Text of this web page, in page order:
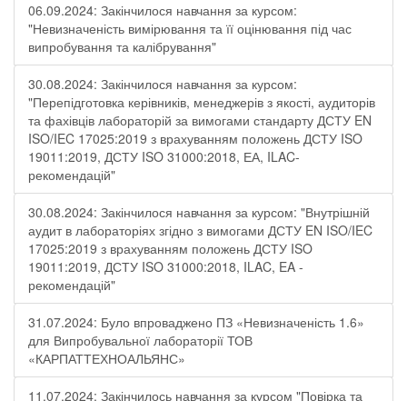
06.09.2024: Закінчилося навчання за курсом:
"Невизначеність вимірювання та її оцінювання під час
випробування та калібрування"
30.08.2024: Закінчилося навчання за курсом:
"Перепідготовка керівників, менеджерів з якості, аудиторів
та фахівців лабораторій за вимогами стандарту ДСТУ EN
ISO/IEC 17025:2019 з врахуванням положень ДСТУ ISO
19011:2019, ДСТУ ISO 31000:2018, ЕА, ILAC-
рекомендацій"
30.08.2024: Закінчилося навчання за курсом: "Внутрішній
аудит в лабораторіях згідно з вимогами ДСТУ EN ISO/IEC
17025:2019 з врахуванням положень ДСТУ ISO
19011:2019, ДСТУ ISO 31000:2018, ILAC, EA -
рекомендацій"
31.07.2024: Було впроваджено ПЗ «Невизначеність 1.6»
для Випробувальної лабораторії ТОВ
«КАРПАТТЕХНОАЛЬЯНС»
11.07.2024: Закінчилось навчання за курсом "Повірка та